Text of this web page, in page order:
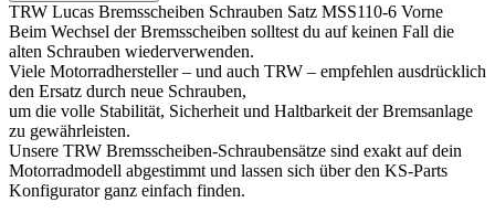
TRW Lucas Bremsscheiben Schrauben Satz MSS110-6 Vorne
Beim Wechsel der Bremsscheiben solltest du auf keinen Fall die
alten Schrauben wiederverwenden.
Viele Motorradhersteller – und auch TRW – empfehlen ausdrücklich
den Ersatz durch neue Schrauben,
um die volle Stabilität, Sicherheit und Haltbarkeit der Bremsanlage
zu gewährleisten.
Unsere TRW Bremsscheiben-Schraubensätze sind exakt auf dein
Motorradmodell abgestimmt und lassen sich über den KS-Parts
Konfigurator ganz einfach finden.